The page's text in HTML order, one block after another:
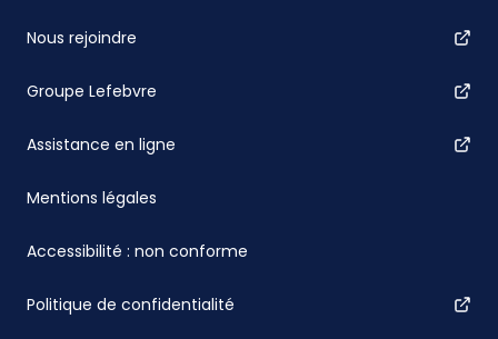
Nous rejoindre
Groupe Lefebvre
Assistance en ligne
Mentions légales
Accessibilité : non conforme
Politique de confidentialité